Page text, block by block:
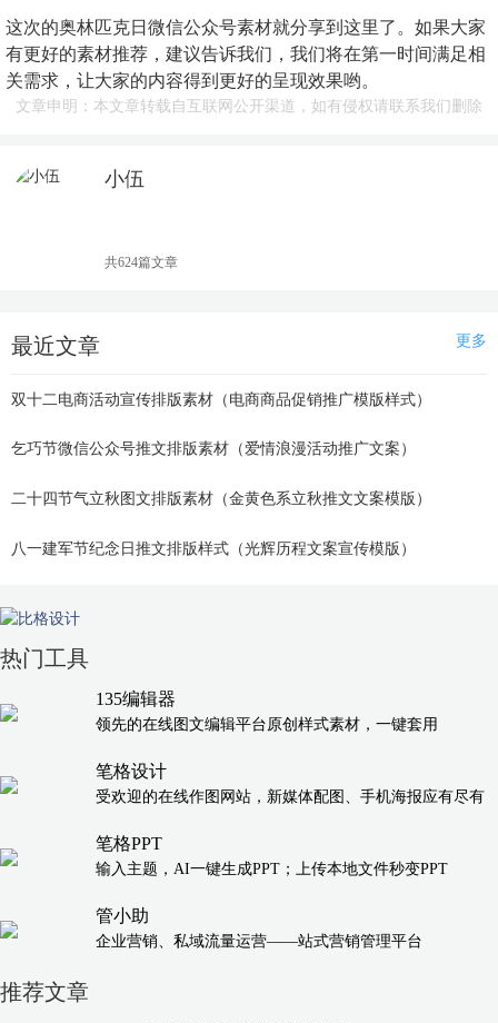
这次的奥林匹克日微信公众号素材就分享到这里了。如果大家
有更好的素材推荐，建议告诉我们，我们将在第一时间满足相
关需求，让大家的内容得到更好的呈现效果哟。
文章申明：本文章转载自互联网公开渠道，如有侵权请联系我们删除
小伍
共624篇文章
最近文章 更多
双十二电商活动宣传排版素材（电商商品促销推广模版样式）
乞巧节微信公众号推文排版素材（爱情浪漫活动推广文案）
二十四节气立秋图文排版素材（金黄色系立秋推文文案模版）
八一建军节纪念日推文排版样式（光辉历程文案宣传模版）
热门工具
135编辑器
领先的在线图文编辑平台原创样式素材，一键套用
笔格设计
受欢迎的在线作图网站，新媒体配图、手机海报应有尽有
笔格PPT
输入主题，AI一键生成PPT；上传本地文件秒变PPT
管小助
企业营销、私域流量运营——站式营销管理平台
推荐文章